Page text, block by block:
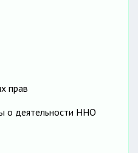
прав
о деятельности ННО